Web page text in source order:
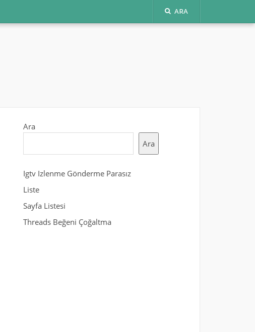
ARA
Ara
Ara
Igtv Izlenme Gönderme Parasız
Liste
Sayfa Listesi
Threads Beğeni Çoğaltma